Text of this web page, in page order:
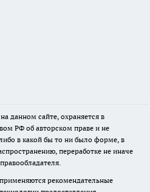
данном сайте, охраняется в
РФ об авторском праве и не
в какой бы то ни было форме, в
переработке не иначе
рекомендательные